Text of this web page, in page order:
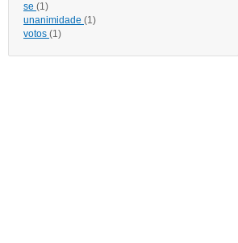
se (1)
unanimidade (1)
votos (1)